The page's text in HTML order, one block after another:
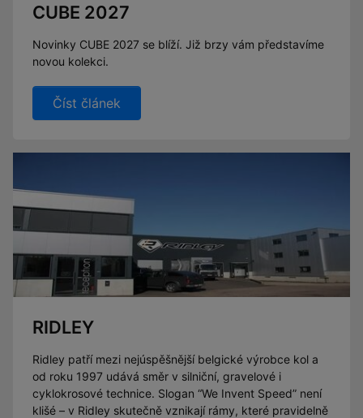
CUBE 2027
Novinky CUBE 2027 se blíží. Již brzy vám představíme
novou kolekci.
Číst článek
RIDLEY
Ridley patří mezi nejúspěšnější belgické výrobce kol a
od roku 1997 udává směr v silniční, gravelové i
cyklokrosové technice. Slogan “We Invent Speed” není
klišé – v Ridley skutečně vznikají rámy, které pravidelně